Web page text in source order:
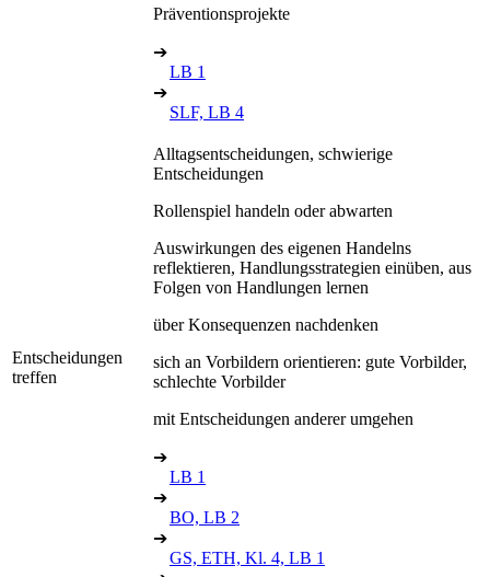
Präventionsprojekte
➔
LB 1
➔
SLF, LB 4
Entscheidungen
treffen
Alltagsentscheidungen, schwierige
Entscheidungen
Rollenspiel handeln oder abwarten
Auswirkungen des eigenen Handelns
reflektieren, Handlungsstrategien einüben, aus
Folgen von Handlungen lernen
über Konsequenzen nachdenken
sich an Vorbildern orientieren: gute Vorbilder,
schlechte Vorbilder
mit Entscheidungen anderer umgehen
➔
LB 1
➔
BO, LB 2
➔
GS, ETH, Kl. 4, LB 1